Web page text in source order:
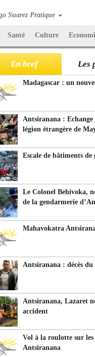
Suarez Pratique
Santé Culture
En bref Les
Madagascar : un
Antsiranana : Echange
légion étrangère de
Escale de bâtiments
Le Colonel Behivoka,
de la gendarmerie
Mahavokatra
Antsiranana : décès
Antsiranana, Lazaret
accident
Vol à la roulotte sur
Antsiranana